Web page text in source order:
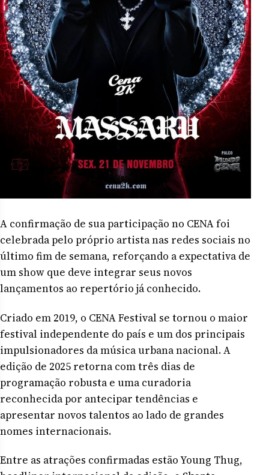
A confirmação de sua participação no CENA foi
celebrada pelo próprio artista nas redes sociais no
último fim de semana, reforçando a expectativa de
um show que deve integrar seus novos
lançamentos ao repertório já conhecido.
Criado em 2019, o CENA Festival se tornou o maior
festival independente do país e um dos principais
impulsionadores da música urbana nacional. A
edição de 2025 retorna com três dias de
programação robusta e uma curadoria
reconhecida por antecipar tendências e
apresentar novos talentos ao lado de grandes
nomes internacionais.
Entre as atrações confirmadas estão Young Thug,